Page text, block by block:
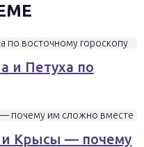
и Петуха по
и Крысы — почему